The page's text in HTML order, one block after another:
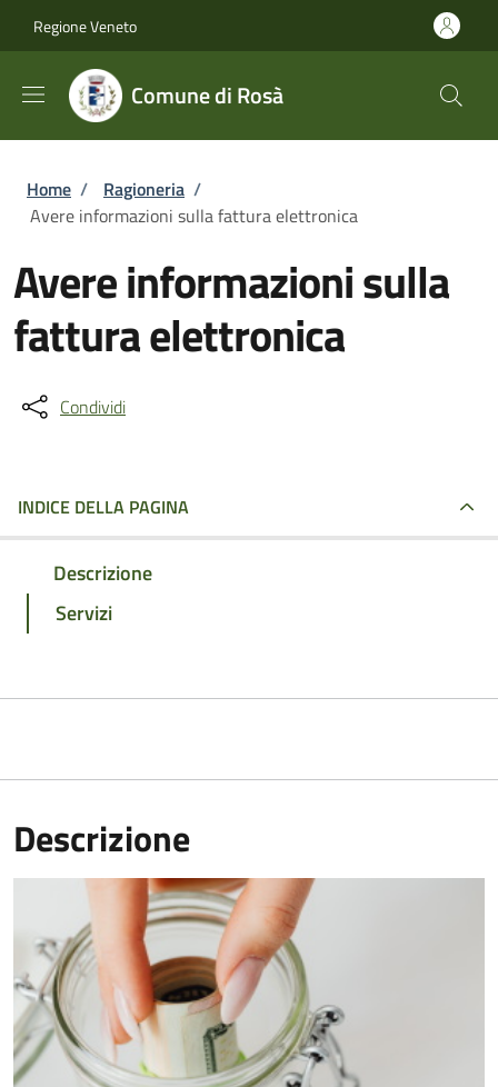
Regione Veneto
Comune di Rosà
Briciole di pane
Home / Ragioneria /
Avere informazioni sulla fattura elettronica
Avere informazioni sulla
fattura elettronica
Condividi
INDICE DELLA PAGINA
Descrizione
Servizi
Descrizione